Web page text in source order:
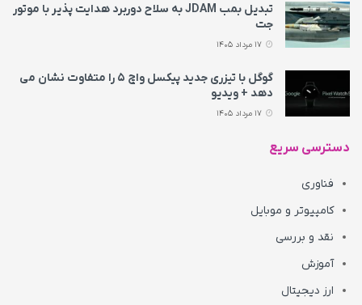
تبدیل بمب JDAM به سلاح دوربرد هدایت پذیر با موتور
جت
گوگل با تیزری جدید پیکسل واچ ۵ را متفاوت نشان می‌
دهد + ویدیو
دسترسی سریع
فناوری
کامپیوتر و موبایل
نقد و بررسی
آموزش
ارز دیجیتال